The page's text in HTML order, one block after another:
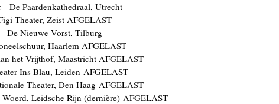
- De Paardenkathedraal, Utrecht
Theater, Zeist AFGELAST
- De Nieuwe Vorst, Tilburg
, Haarlem AFGELAST
het Vrijthof, Maastricht AFGELAST
Ins Blau, Leiden AFGELAST
Theater, Den Haag AFGELAST
, Leidsche Rijn (dernière) AFGELAST